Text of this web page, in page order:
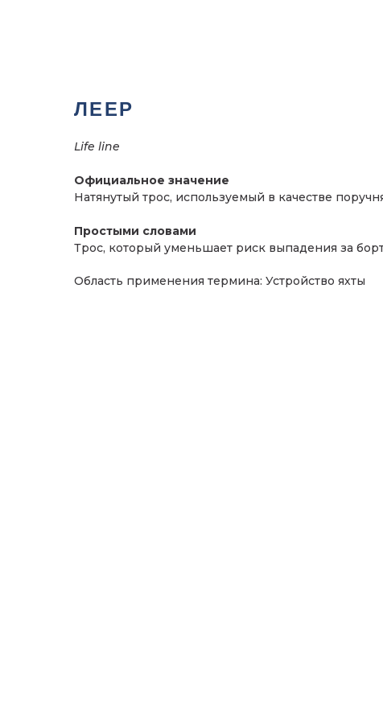
ЛЕЕР
Life line
Официальное значение
Натянутый трос, используемый в качестве
Простыми словами
Трос, который уменьшает риск выпадения за
Область применения термина: Устройство яхты